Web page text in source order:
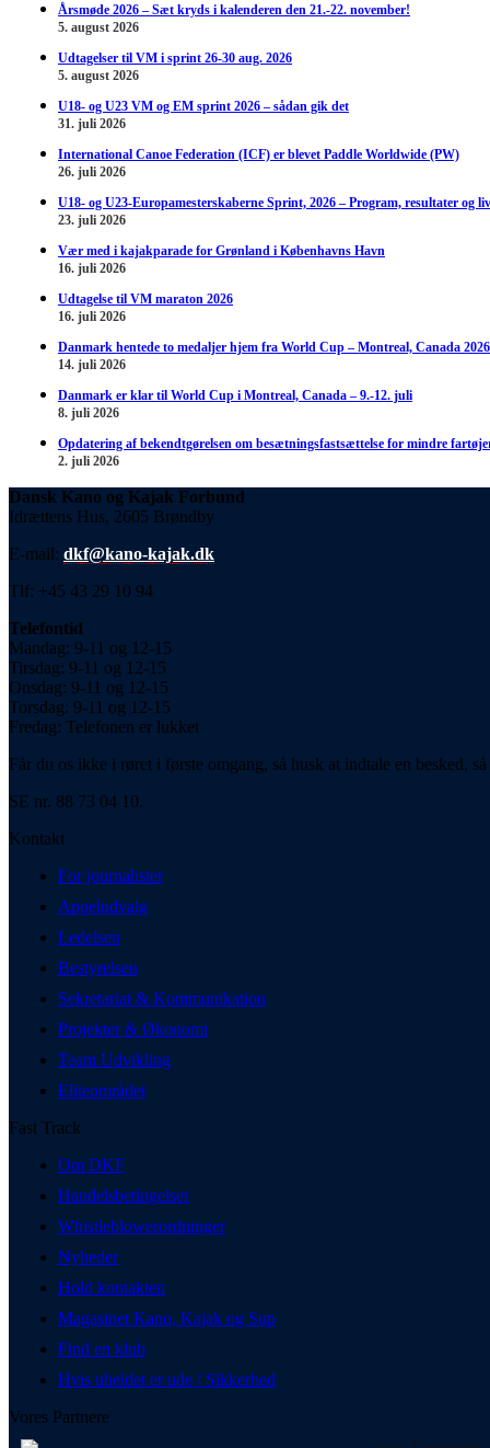
Årsmøde 2026 – Sæt kryds i kalenderen den 21.-22. november!
5. august 2026
Udtagelser til VM i sprint 26-30 aug. 2026
5. august 2026
U18- og U23 VM og EM sprint 2026 – sådan gik det
31. juli 2026
International Canoe Federation (ICF) er blevet Paddle Worldwide (PW)
26. juli 2026
U18- og U23-Europamesterskaberne Sprint, 2026 – Program, resultater og
23. juli 2026
Vær med i kajakparade for Grønland i Københavns Havn
16. juli 2026
Udtagelse til VM maraton 2026
16. juli 2026
Danmark hentede to medaljer hjem fra World Cup – Montreal, Canada 2026
14. juli 2026
Danmark er klar til World Cup i Montreal, Canada – 9.-12. juli
8. juli 2026
Opdatering af bekendtgørelsen om besætningsfastsættelse for mindre
2. juli 2026
Dansk Kano og Kajak Forbund
Idrættens Hus, 2605 Brøndby
E-mail: dkf@kano-kajak.dk
Tlf: +45 43 29 10 94
Telefontid
Mandag: 9-11 og 12-15
Tirsdag: 9-11 og 12-15
Onsdag: 9-11 og 12-15
Torsdag: 9-11 og 12-15
Fredag: Telefonen er lukket
Får du os ikke i røret i første omgang, så husk at indtale en besked,
SE nr. 88 73 04 10.
Kontakt
For journalister
Appeludvalg
Ledelsen
Bestyrelsen
Sekretariat & Kommunikation
Projekter & Økonomi
Team Udvikling
Eliteområdet
Fast Track
Om DKF
Handelsbetingelser
Whistleblowerordninger
Nyheder
Hold kontakten
Magasinet Kano, Kajak og Sup
Find en klub
Hvis uheldet er ude / Sikkerhed
Vores Partnere